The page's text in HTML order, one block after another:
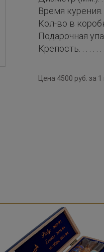
Время курения
Кол-во в
Подарочная
Крепость
Цена 4500 руб. за